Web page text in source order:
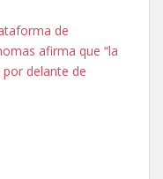
PERDIDO HOY
ASUSTADIZO
de
afirma que “la
por delante de